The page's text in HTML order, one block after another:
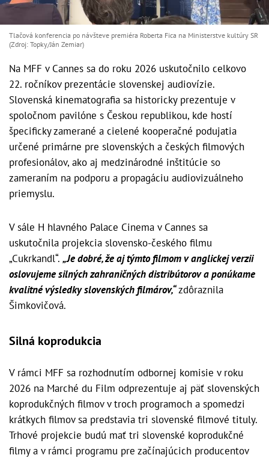
Tlačová konferencia po návšteve premiéra Roberta Fica na Ministerstve kultúry SR
(Zdroj: Topky/Ján Zemiar)
Na MFF v Cannes sa do roku 2026 uskutočnilo celkovo
22. ročníkov prezentácie slovenskej audiovízie.
Slovenská kinematografia sa historicky prezentuje v
spoločnom pavilóne s Českou republikou, kde hostí
špecificky zamerané a cielené kooperačné podujatia
určené primárne pre slovenských a českých filmových
profesionálov, ako aj medzinárodné inštitúcie so
zameraním na podporu a propagáciu audiovizuálneho
priemyslu.
V sále H hlavného Palace Cinema v Cannes sa
uskutočnila projekcia slovensko-českého filmu
„Cukrkandl“. „Je dobré, že aj týmto filmom v anglickej verzii
oslovujeme silných zahraničných distribútorov a ponúkame
kvalitné výsledky slovenských filmárov,“zdôraznila
Šimkovičová.
Silná koprodukcia
V rámci MFF sa rozhodnutím odbornej komisie v roku
2026 na Marché du Film odprezentuje aj päť slovenských
koprodukčných filmov v troch programoch a spomedzi
krátkych filmov sa predstavia tri slovenské filmové tituly.
Trhové projekcie budú mať tri slovenské koprodukčné
filmy a v rámci programu pre začínajúcich producentov